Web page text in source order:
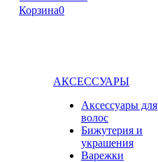
Корзина0
АКСЕССУАРЫ
Аксессуары для
волос
Бижутерия и
украшения
Варежки